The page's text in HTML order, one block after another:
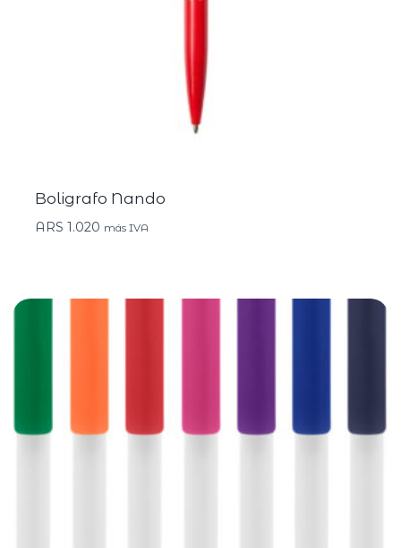
Boligrafo Nando
ARS 1.020 más IVA